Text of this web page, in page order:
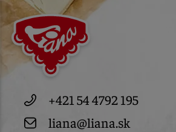
+421 54 4792 195
liana@liana.sk